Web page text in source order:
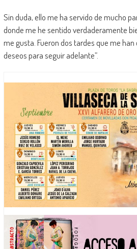
Sin duda, ello me ha servido de mucho
donde me he sentido verdaderamente
me gusta. Fueron dos tardes que me
deseos para seguir adelante”.